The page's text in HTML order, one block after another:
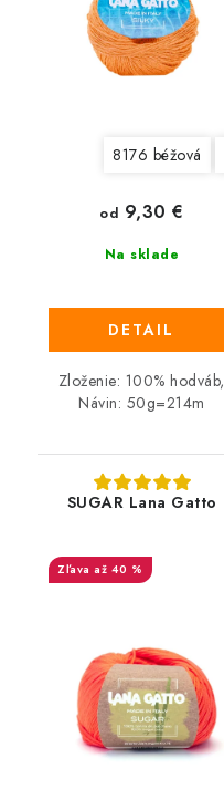
8176 béžová
Na sklade
od 9,30 €
DETAIL
Zloženie: 100% hodváb,
Návin: 50g=214m
SUGAR Lana Gatto
až 40 %